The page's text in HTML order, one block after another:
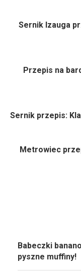
Sernik Izauga
Przepis na
Sernik przepis:
Metrowiec
Babeczki
pyszne muffiny!